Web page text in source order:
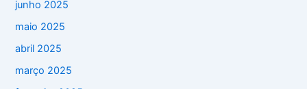
junho 2025
maio 2025
abril 2025
março 2025